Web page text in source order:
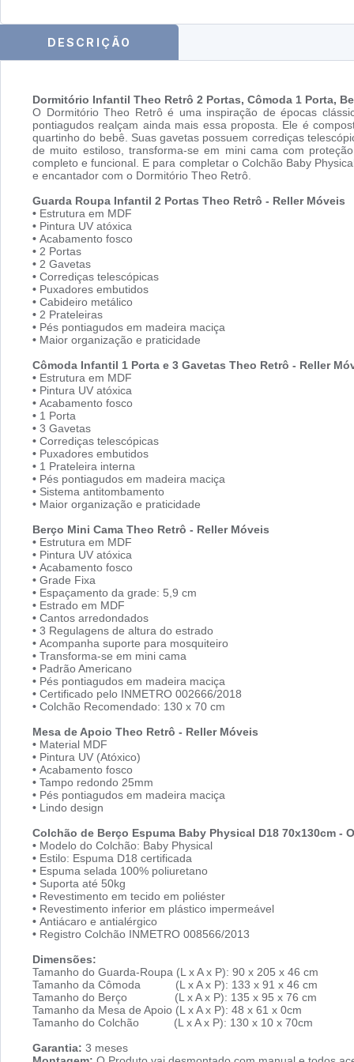
DESCRIÇÃO
Dormitório Infantil Theo Retrô 2 Portas, Cômoda 1 Porta,
O Dormitório Theo Retrô é uma inspiração de épocas
pontiagudos realçam ainda mais essa proposta. Ele é
quartinho do bebê. Suas gavetas possuem corrediças
de muito estiloso, transforma-se em mini cama com
completo e funcional. E para completar o Colchão Baby
e encantador com o Dormitório Theo Retrô.
Guarda Roupa Infantil 2 Portas Theo Retrô - Reller Móveis
• Estrutura em MDF
• Pintura UV atóxica
• Acabamento fosco
• 2 Portas
• 2 Gavetas
• Corrediças telescópicas
• Puxadores embutidos
• Cabideiro metálico
• 2 Prateleiras
• Pés pontiagudos em madeira maciça
• Maior organização e praticidade
Cômoda Infantil 1 Porta e 3 Gavetas Theo Retrô - Reller
• Estrutura em MDF
• Pintura UV atóxica
• Acabamento fosco
• 1 Porta
• 3 Gavetas
• Corrediças telescópicas
• Puxadores embutidos
• 1 Prateleira interna
• Pés pontiagudos em madeira maciça
• Sistema antitombamento
• Maior organização e praticidade
Berço Mini Cama Theo Retrô - Reller Móveis
• Estrutura em MDF
• Pintura UV atóxica
• Acabamento fosco
• Grade Fixa
• Espaçamento da grade: 5,9 cm
• Estrado em MDF
• Cantos arredondados
• 3 Regulagens de altura do estrado
• Acompanha suporte para mosquiteiro
• Transforma-se em mini cama
• Padrão Americano
• Pés pontiagudos em madeira maciça
• Certificado pelo INMETRO 002666/2018
• Colchão Recomendado: 130 x 70 cm
Mesa de Apoio Theo Retrô - Reller Móveis
• Material MDF
• Pintura UV (Atóxico)
• Acabamento fosco
• Tampo redondo 25mm
• Pés pontiagudos em madeira maciça
• Lindo design
Colchão de Berço Espuma Baby Physical D18 70x130cm -
• Modelo do Colchão: Baby Physical
• Estilo: Espuma D18 certificada
• Espuma selada 100% poliuretano
• Suporta até 50kg
• Revestimento em tecido em poliéster
• Revestimento inferior em plástico impermeável
• Antiácaro e antialérgico
• Registro Colchão INMETRO 008566/2013
Dimensões:
Tamanho do Guarda-Roupa (L x A x P): 90 x 205 x 46 cm
Tamanho da Cômoda (L x A x P): 133 x 91 x 46 cm
Tamanho do Berço (L x A x P): 135 x 95 x 76 cm
Tamanho da Mesa de Apoio (L x A x P): 48 x 61 x 0cm
Tamanho do Colchão (L x A x P): 130 x 10 x 70cm
Garantia: 3 meses